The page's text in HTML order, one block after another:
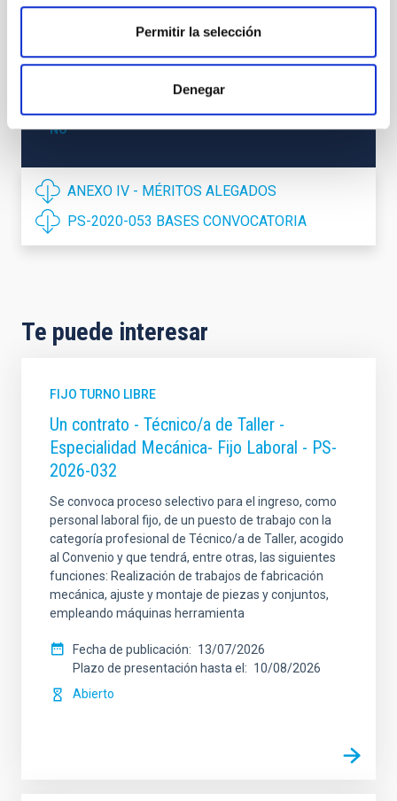
Permitir la selección
Denegar
PERFIL DEL PUESTO
NIVEL ESPAÑOL TÉCNICO SUPERIOR - FP (MECES
PROMOCIÓN INTERNA
NO
ANEXO IV - MÉRITOS ALEGADOS
PS-2020-053 BASES CONVOCATORIA
Te puede interesar
FIJO TURNO LIBRE
Un contrato - Técnico/a de Taller -
Especialidad Mecánica- Fijo Laboral - PS-
2026-032
Se convoca proceso selectivo para el ingreso, como
personal laboral fijo, de un puesto de trabajo con la
categoría profesional de Técnico/a de Taller, acogido
al Convenio y que tendrá, entre otras, las siguientes
funciones: Realización de trabajos de fabricación
mecánica, ajuste y montaje de piezas y conjuntos,
empleando máquinas herramienta
Fecha de publicación
13/07/2026
Plazo de presentación hasta el
10/08/2026
Abierto